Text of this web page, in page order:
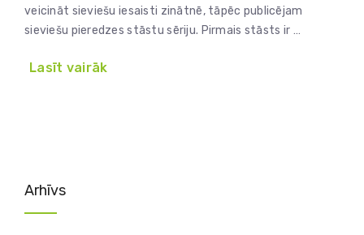
veicināt sieviešu iesaisti zinātnē, tāpēc publicējam
sieviešu pieredzes stāstu sēriju. Pirmais stāsts ir …
Lasīt vairāk
Arhīvs